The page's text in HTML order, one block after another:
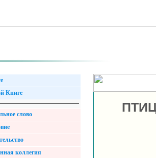
Книге
слово
коллегия